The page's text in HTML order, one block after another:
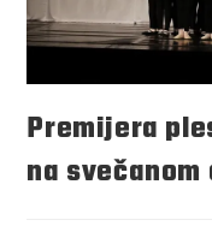
Premijera
na